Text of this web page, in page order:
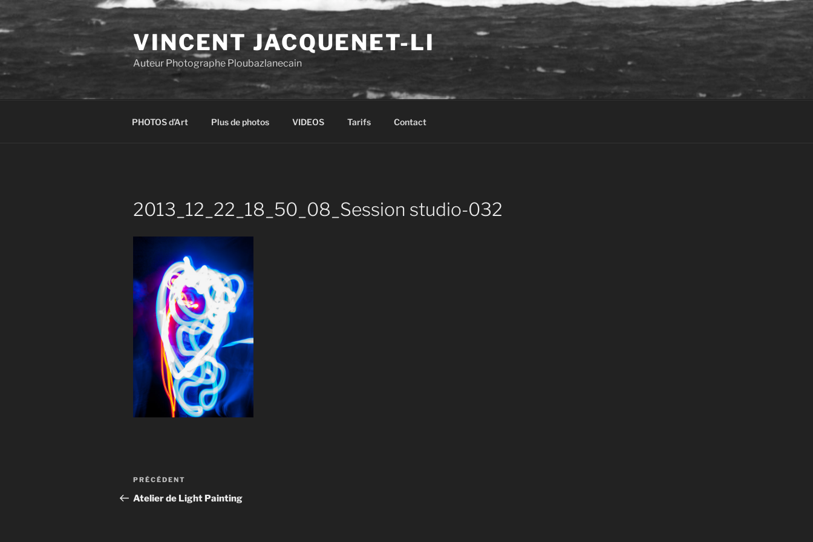
au
contenu
principal
VINCENT JACQUENET-LI
Auteur Photographe Ploubazlanecain
PHOTOS d’Art Plus de photos VIDEOS Tarifs Contact
2013_12_22_18_50_08_Session studio-032
Navigation
de
Article
précédent
PRÉCÉDENT
Atelier de Light Painting